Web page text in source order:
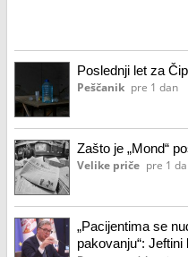
Poslednji let za
Peščanik pre 1 dan
Zašto je „Mond“
Velike priče pre 1
„Pacijentima se
pakovanju“: